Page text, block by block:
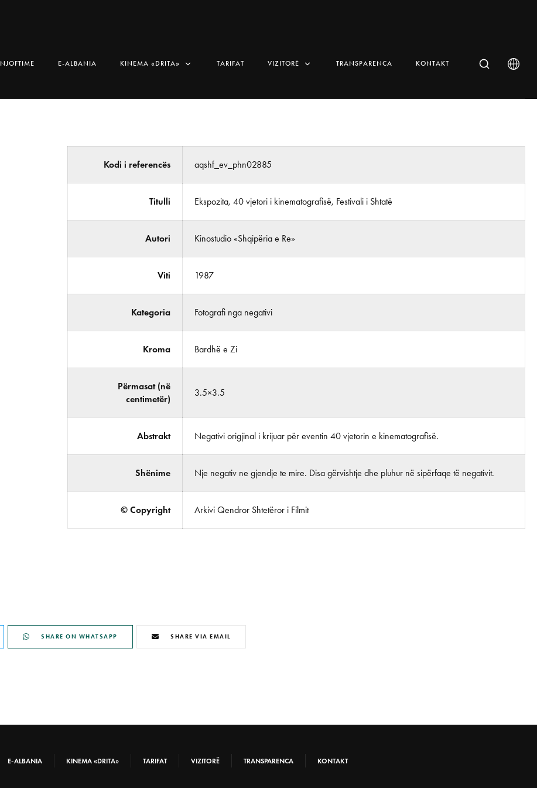
NJOFTIME E-ALBANIA KINEMA «DRITA» TARIFAT VIZITORË TRANSPARENCA KONTAKT
Kodi i referencës aqshf_ev_phn02885
Titulli Ekspozita, 40 vjetori i kinematografisë, Festivali i Shtatë
Autori Kinostudio «Shqipëria e Re»
Viti 1987
Kategoria Fotografi nga negativi
Kroma Bardhë e Zi
Përmasat (në
centimetër)
3.5×3.5
Abstrakt Negativi origjinal i krijuar për eventin 40 vjetorin e kinematografisë.
Shënime Nje negativ ne gjendje te mire. Disa gërvishtje dhe pluhur në sipërfaqe të negativit.
© Copyright Arkivi Qendror Shtetëror i Filmit
SHARE ON WHATSAPP SHARE VIA EMAIL
E-ALBANIA KINEMA «DRITA» TARIFAT VIZITORË TRANSPARENCA KONTAKT